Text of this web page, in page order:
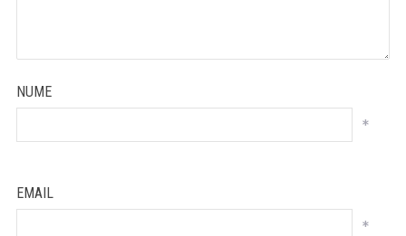
NUME
*
EMAIL
*